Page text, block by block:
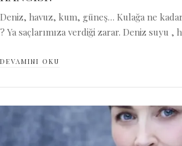
Deniz, havuz, kum, güneş… Kulağa ne
? Ya saçlarımıza verdiği zarar. Deniz suyu ,
DEVAMINI OKU